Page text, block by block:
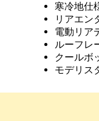
寒冷地仕
リアエン
電動リア
ルーフレ
クールボ
モデリス